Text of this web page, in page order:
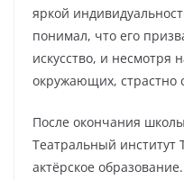
яркой
понимал, что его
искусство, и несмотря
окружающих, страстно
После окончания
Театральный институт
актёрское